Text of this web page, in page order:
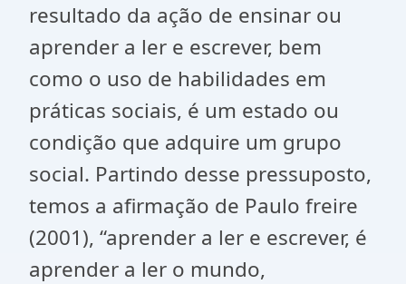
resultado da ação de ensinar ou
aprender a ler e escrever, bem
como o uso de habilidades em
práticas sociais, é um estado ou
condição que adquire um grupo
social. Partindo desse pressuposto,
temos a afirmação de Paulo freire
(2001), “aprender a ler e escrever, é
aprender a ler o mundo,